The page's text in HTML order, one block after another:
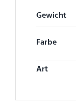
Gewicht
Farbe
Art